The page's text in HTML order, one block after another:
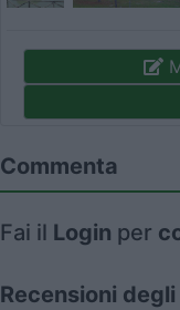
Commenta
Fai il Login per
Recensioni